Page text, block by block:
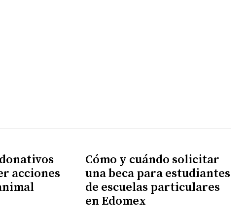
acciones
Cómo y cuándo solicitar
una beca para estudiantes
de escuelas particulares
en Edomex